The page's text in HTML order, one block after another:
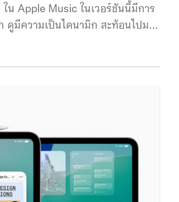
ใน Apple Music ในเวอร์ชันนี้มีการ
ดูมีความเป็นไดนามิก สะท้อนไปมา